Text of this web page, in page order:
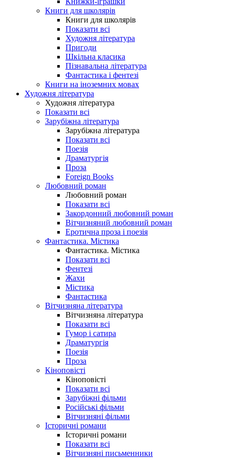
Книги для школярів
Книги для школярів
Показати всі
Художня література
Пригоди
Шкільна класика
Пізнавальна література
Фантастика і фентезі
Книги на іноземних мовах
Художня література
Художня література
Показати всі
Зарубіжна література
Зарубіжна література
Показати всі
Поезія
Драматургія
Проза
Foreign Books
Любовний роман
Любовний роман
Показати всі
Закордонний любовний роман
Вітчизняний любовний роман
Еротична проза і поезія
Фантастика. Містика
Фантастика. Містика
Показати всі
Фентезі
Жахи
Містика
Фантастика
Вітчизняна література
Вітчизняна література
Показати всі
Гумор і сатира
Драматургія
Поезія
Проза
Кіноповісті
Кіноповісті
Показати всі
Зарубіжні фільми
Російські фільми
Вітчизняні фільми
Історичні романи
Історичні романи
Показати всі
Вітчизняні письменники